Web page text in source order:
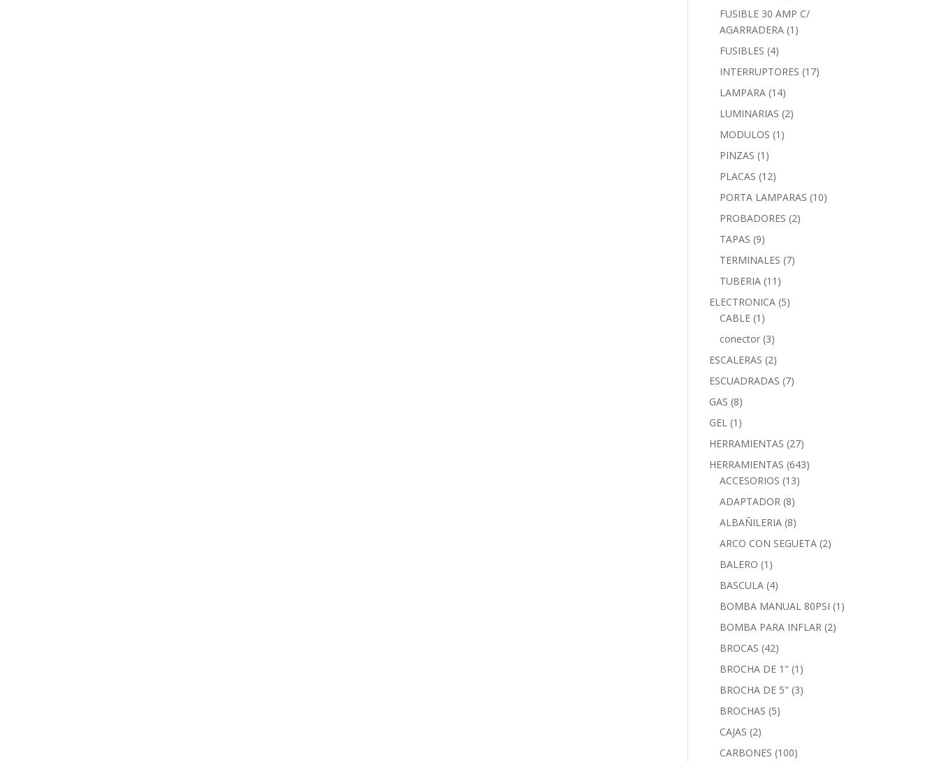
FUSIBLE 30 AMP C/
AGARRADERA (1)
FUSIBLES (4)
INTERRUPTORES (17)
LAMPARA (14)
LUMINARIAS (2)
MODULOS (1)
PINZAS (1)
PLACAS (12)
PORTA LAMPARAS (10)
PROBADORES (2)
TAPAS (9)
TERMINALES (7)
TUBERIA (11)
ELECTRONICA (5)
CABLE (1)
conector (3)
ESCALERAS (2)
ESCUADRADAS (7)
GAS (8)
GEL (1)
HERRAMIENTAS (27)
HERRAMIENTAS (643)
ACCESORIOS (13)
ADAPTADOR (8)
ALBAÑILERIA (8)
ARCO CON SEGUETA (2)
BALERO (1)
BASCULA (4)
BOMBA MANUAL 80PSI (1)
BOMBA PARA INFLAR (2)
BROCAS (42)
BROCHA DE 1" (1)
BROCHA DE 5" (3)
BROCHAS (5)
CAJAS (2)
CARBONES (100)